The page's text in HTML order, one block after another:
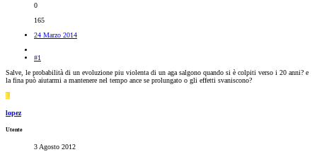
0
165
24 Marzo 2014
#1
Salve, le probabilità di un evoluzione piu violenta di un aga salgono quando si è colpiti verso i 20 anni? e
la fina può aiutarmi a mantenere nel tempo ance se prolungato o gli effetti svaniscono?
L
lopez
Utente
3 Agosto 2012